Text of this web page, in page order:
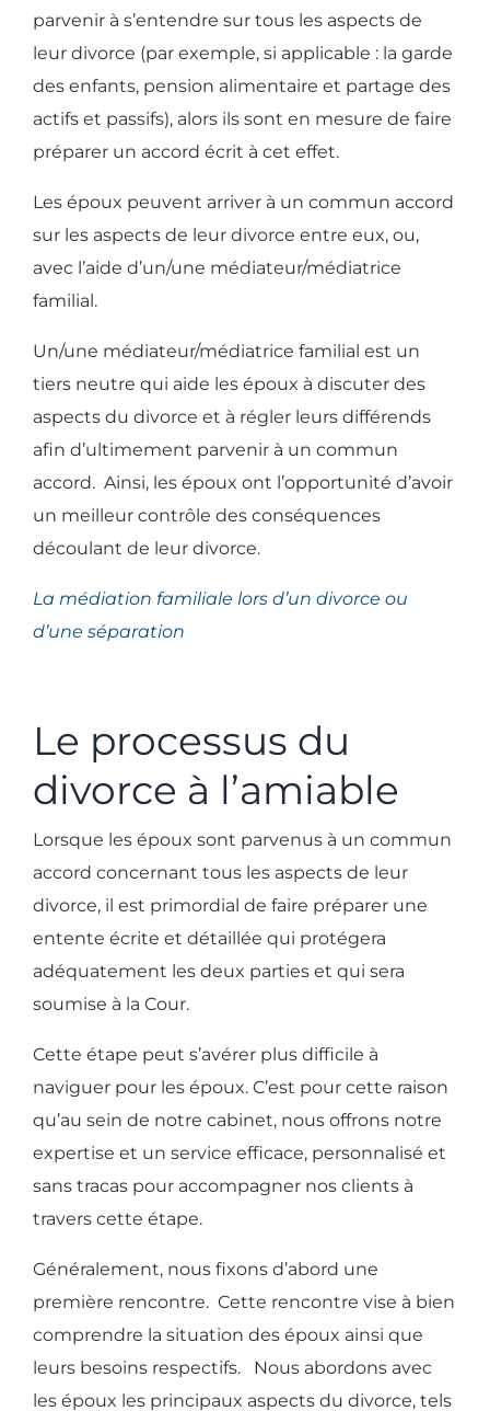
parvenir à s’entendre sur tous les aspects de
leur divorce (par exemple, si applicable : la garde
des enfants, pension alimentaire et partage des
actifs et passifs), alors ils sont en mesure de faire
préparer un accord écrit à cet effet.
Les époux peuvent arriver à un commun accord
sur les aspects de leur divorce entre eux, ou,
avec l’aide d’un/une médiateur/médiatrice
familial.
Un/une médiateur/médiatrice familial est un
tiers neutre qui aide les époux à discuter des
aspects du divorce et à régler leurs différends
afin d’ultimement parvenir à un commun
accord. Ainsi, les époux ont l’opportunité d’avoir
un meilleur contrôle des conséquences
découlant de leur divorce.
La médiation familiale lors d’un divorce ou
d’une séparation
Le processus du
divorce à l’amiable
Lorsque les époux sont parvenus à un commun
accord concernant tous les aspects de leur
divorce, il est primordial de faire préparer une
entente écrite et détaillée qui protégera
adéquatement les deux parties et qui sera
soumise à la Cour.
Cette étape peut s’avérer plus difficile à
naviguer pour les époux. C’est pour cette raison
qu’au sein de notre cabinet, nous offrons notre
expertise et un service efficace, personnalisé et
sans tracas pour accompagner nos clients à
travers cette étape.
Généralement, nous fixons d’abord une
première rencontre. Cette rencontre vise à bien
comprendre la situation des époux ainsi que
leurs besoins respectifs. Nous abordons avec
les époux les principaux aspects du divorce, tels